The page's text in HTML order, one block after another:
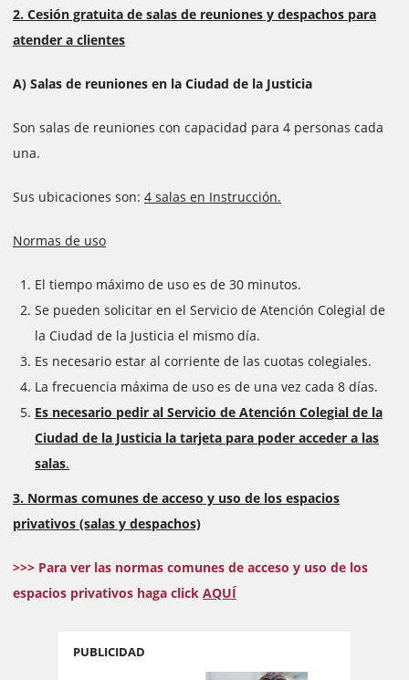
2. Cesión gratuita de salas de reuniones y despachos para
atender a clientes
A) Salas de reuniones en la Ciudad de la Justicia
Son salas de reuniones con capacidad para 4 personas cada
una.
Sus ubicaciones son: 4 salas en Instrucción.
Normas de uso
El tiempo máximo de uso es de 30 minutos.
Se pueden solicitar en el Servicio de Atención Colegial de
la Ciudad de la Justicia el mismo día.
Es necesario estar al corriente de las cuotas colegiales.
La frecuencia máxima de uso es de una vez cada 8 días.
Es necesario pedir al Servicio de Atención Colegial de la
Ciudad de la Justicia la tarjeta para poder acceder a las
salas.
3. Normas comunes de acceso y uso de los espacios
privativos (salas y despachos)
>>> Para ver las normas comunes de acceso y uso de los
espacios privativos haga click AQUÍ
PUBLICIDAD